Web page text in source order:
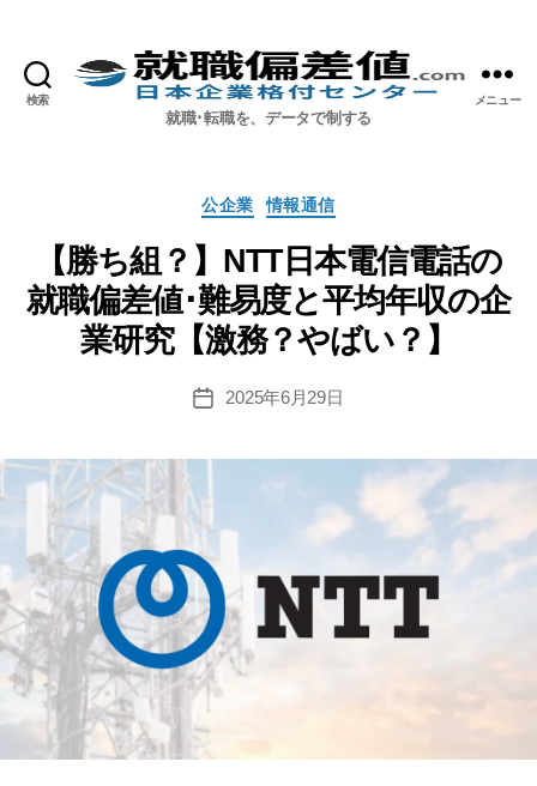
検索 就職偏差値.com【公式】
就職･転職を、データで制する
メニュー
カ
ゴ
リ
ー
公企業 情報通信
【勝ち組？】NTT日本電信電話の
就職偏差値･難易度と平均年収の企
業研究【激務？やばい？】
投
2025年6月29日